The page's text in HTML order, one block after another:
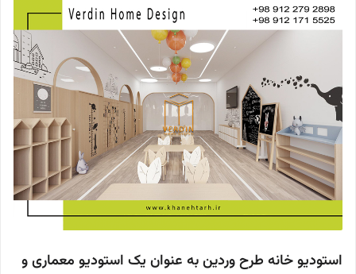
استودیو خانه طرح وردین به عنوان یک استودیو معماری و